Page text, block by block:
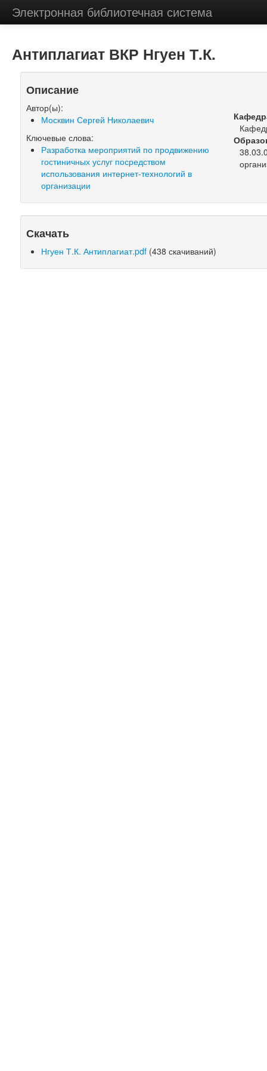
Электронная библиотечная система
Антиплагиат ВКР Нгуен Т.К.
Описание
Автор(ы):
Москвин Сергей Николаевич
Ключевые слова:
Разработка мероприятий по продвижению
гостиничных услуг посредством
использования интернет-технологий в
организации
Скачать
Нгуен Т.К. Антиплагиат.pdf (438 скачиваний)